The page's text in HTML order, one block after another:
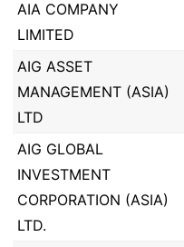
AIA COMPANY
LIMITED
AIG ASSET
MANAGEMENT (ASIA)
LTD
AIG GLOBAL
INVESTMENT
CORPORATION (ASIA)
LTD.